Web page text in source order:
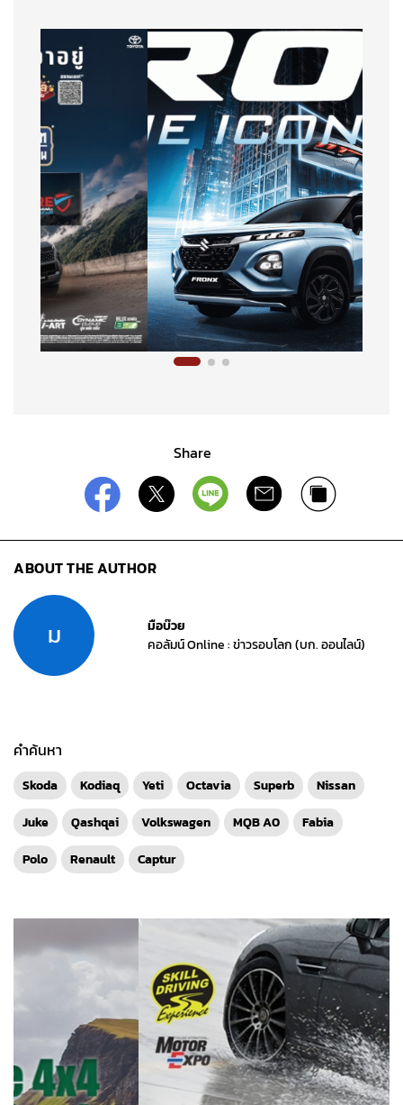
Share
ABOUT THE AUTHOR
ม
มือบ๊วย
คอลัมน์ Online : ข่าวรอบโลก (บก. ออนไลน์)
คำค้นหา
Skoda Kodiaq Yeti Octavia Superb
Nissan
Juke
Qashqai Volkswagen MQB A0
Fabia
Polo
Renault Captur